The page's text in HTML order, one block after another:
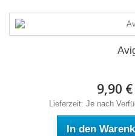
9,90 €
Lieferzeit: Je nach
In den